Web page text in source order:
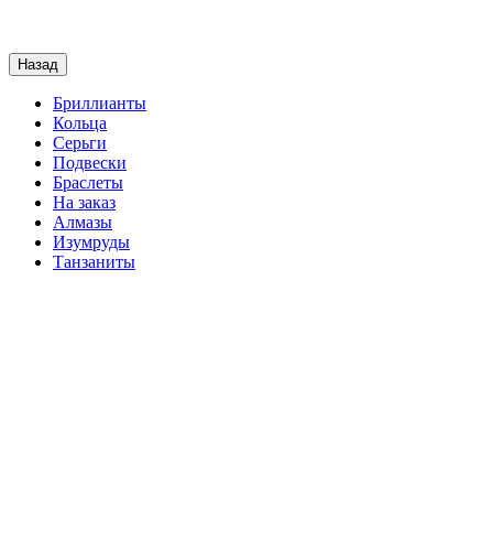
Назад
Бриллианты
Кольца
Серьги
Подвески
Браслеты
На заказ
Алмазы
Изумруды
Танзаниты